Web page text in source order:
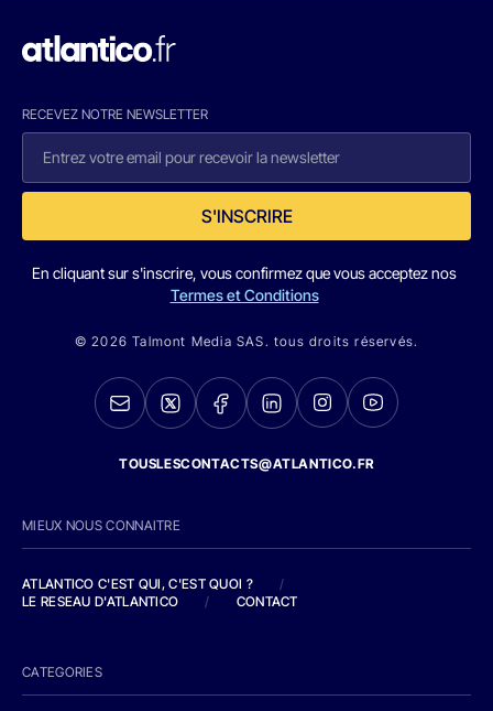
RECEVEZ NOTRE NEWSLETTER
S'INSCRIRE
En cliquant sur s'inscrire, vous confirmez que vous acceptez nos
Termes et Conditions
© 2026 Talmont Media SAS. tous droits réservés.
TOUSLESCONTACTS@ATLANTICO.FR
MIEUX NOUS CONNAITRE
ATLANTICO C'EST QUI, C'EST QUOI ?
/
LE RESEAU D'ATLANTICO
/ CONTACT
CATEGORIES